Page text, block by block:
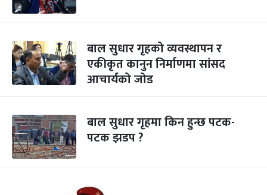
बाल सुधार गृहको व्यवस्थापन र
एकीकृत कानुन निर्माणमा सांसद
आचार्यको जोड
बाल सुधार गृहमा किन हुन्छ पटक-
पटक झडप ?